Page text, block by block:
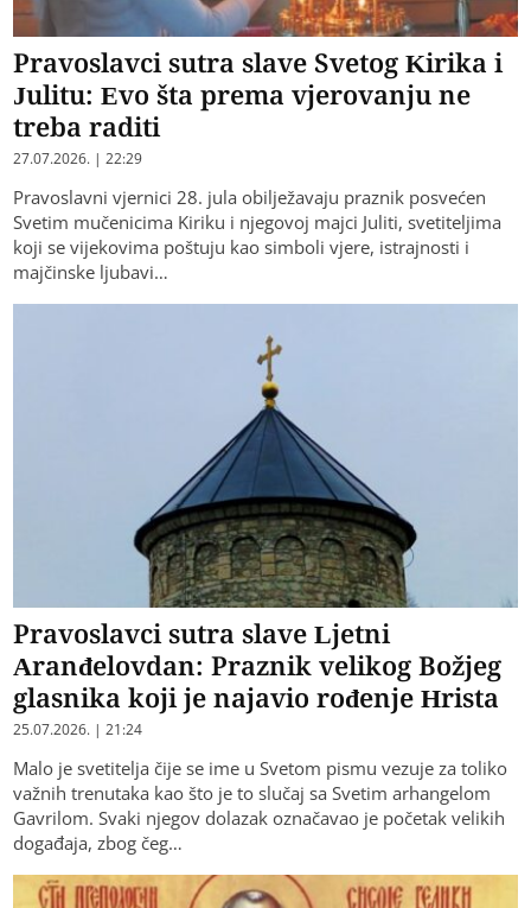
Pravoslavci sutra slave Svetog Kirika i
Julitu: Evo šta prema vjerovanju ne
treba raditi
27.07.2026. | 22:29
Pravoslavni vjernici 28. jula obilježavaju praznik posvećen
Svetim mučenicima Kiriku i njegovoj majci Juliti, svetiteljima
koji se vijekovima poštuju kao simboli vjere, istrajnosti i
majčinske ljubavi…
Pravoslavci sutra slave Ljetni
Aranđelovdan: Praznik velikog Božjeg
glasnika koji je najavio rođenje Hrista
25.07.2026. | 21:24
Malo je svetitelja čije se ime u Svetom pismu vezuje za toliko
važnih trenutaka kao što je to slučaj sa Svetim arhangelom
Gavrilom. Svaki njegov dolazak označavao je početak velikih
događaja, zbog čeg…